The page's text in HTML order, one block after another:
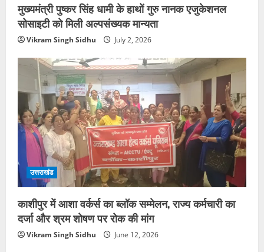
मुख्यमंत्री पुष्कर सिंह धामी के हाथों गुरु नानक एजुकेशनल
सोसाइटी को मिली अल्पसंख्यक मान्यता
Vikram Singh Sidhu July 2, 2026
उत्तराखंड
काशीपुर में आशा वर्कर्स का ब्लॉक सम्मेलन, राज्य कर्मचारी का
दर्जा और श्रम शोषण पर रोक की मांग
Vikram Singh Sidhu June 12, 2026